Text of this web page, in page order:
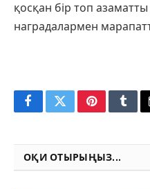
қосқан бір топ
наградалармен
FacebookTwitterPinterest
ОҚИ ОТЫРЫҢЫЗ...